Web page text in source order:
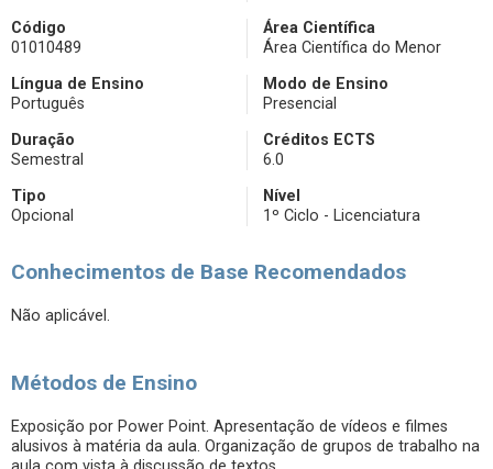
Código
01010489
Área Científica
Área Científica do Menor
Língua de Ensino
Português
Modo de Ensino
Presencial
Duração
Semestral
Créditos ECTS
6.0
Tipo
Opcional
Nível
1º Ciclo - Licenciatura
Conhecimentos de Base Recomendados
Não aplicável.
Métodos de Ensino
Exposição por Power Point. Apresentação de vídeos e filmes
alusivos à matéria da aula. Organização de grupos de trabalho na